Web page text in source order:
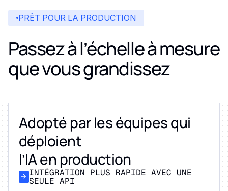
PRÊT POUR LA PRODUCTION
Passez à l’échelle à mesure
que vous grandissez
Adopté par les équipes qui
déploient
l’IA en production
INTÉGRATION PLUS RAPIDE AVEC UNE
SEULE API